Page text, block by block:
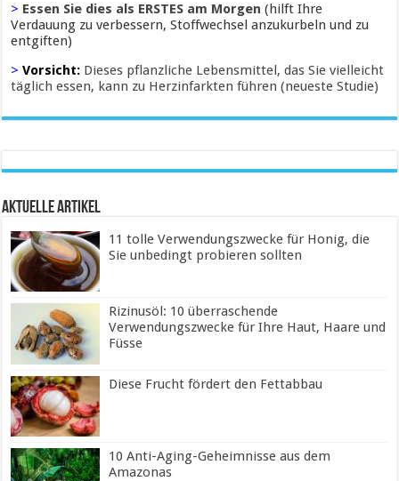
> Essen Sie dies als ERSTES am Morgen (hilft Ihre
Verdauung zu verbessern, Stoffwechsel anzukurbeln und zu
entgiften)
> Vorsicht: Dieses pflanzliche Lebensmittel, das Sie vielleicht
täglich essen, kann zu Herzinfarkten führen (neueste Studie)
Aktuelle Artikel
11 tolle Verwendungszwecke für Honig, die
Sie unbedingt probieren sollten
Rizinusöl: 10 überraschende
Verwendungszwecke für Ihre Haut, Haare und
Füsse
Diese Frucht fördert den Fettabbau
10 Anti-Aging-Geheimnisse aus dem
Amazonas